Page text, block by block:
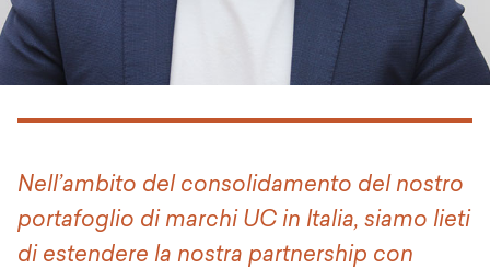
Nell’ambito del consolidamento del nostro
portafoglio di marchi UC in Italia, siamo lieti
di estendere la nostra partnership con